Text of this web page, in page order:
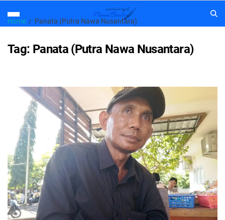
Home Panata (Putra Nawa Nusantara)
Tag: Panata (Putra Nawa Nusantara)